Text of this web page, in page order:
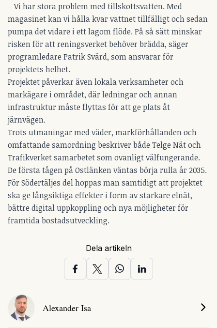
– Vi har stora problem med tillskottsvatten. Med
magasinet kan vi hålla kvar vattnet tillfälligt och sedan
pumpa det vidare i ett lagom flöde. På så sätt minskar
risken för att reningsverket behöver brädda, säger
programledare Patrik Svärd, som ansvarar för
projektets helhet.
Projektet påverkar även lokala verksamheter och
markägare i området, där ledningar och annan
infrastruktur måste flyttas för att ge plats åt
järnvägen.
Trots utmaningar med väder, markförhållanden och
omfattande samordning beskriver både Telge Nät och
Trafikverket samarbetet som ovanligt välfungerande.
De första tågen på Ostlänken väntas börja rulla år 2035.
För Södertäljes del hoppas man samtidigt att projektet
ska ge långsiktiga effekter i form av starkare elnät,
bättre digital uppkoppling och nya möjligheter för
framtida bostadsutveckling.
Dela artikeln
Alexander Isa